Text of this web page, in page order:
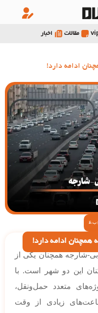
مقالات اخبار
ادامه دارد!
ادامه دارد!
شارجه همچنان یکی از
این دو شهر است. با
متعدد حمل‌ونقل،
زیادی از وقت